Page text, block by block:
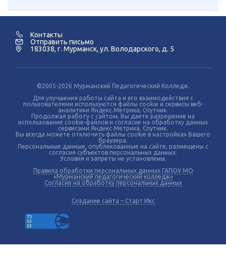
Контакты
Отправить письмо
183038, г. Мурманск, ул. Володарского, д. 5
©2005-2026 Мурманский Педагогический Колледж.
Для улучшения работы сайта и его взаимодействия с
пользователями используются файлы cookie и сервисы веб-
аналитики Яндекс.Метрика, Спутник.
Продолжая работу с сайтом, Вы даете разрешение на
использование cookie-файлов и согласие на обработку данных
сервисами Яндекс.Метрика, Спутник.
Вы всегда можете отключить файлы cookie в настройках Вашего
браузера.
Персональные данные, опубликованные на сайте, размещены с
согласия субъектов персональных данных.
Условия и запреты не установлены.
Правила обработки персональных данных ГАПОУ МО
«Мурманский педагогический колледж»
Согласие на обработку персональных данных
Создание сайта – Старт Икс